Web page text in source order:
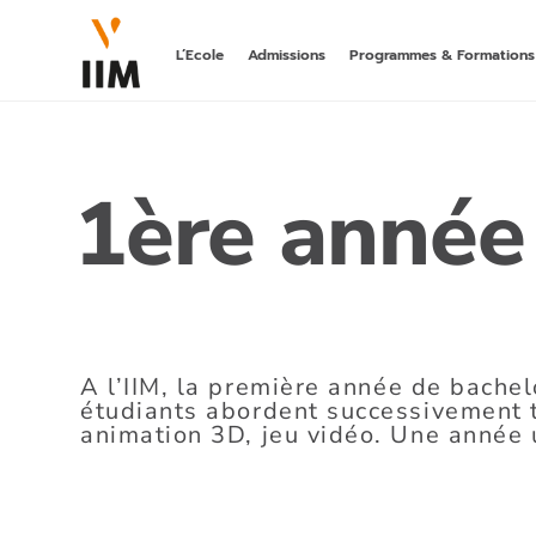
L’Ecole Admissions Programmes & Formations
bachelor post-
BACHELOR
AI
rncp niveau
1ère
A l’IIM, la première année de
étudiants abordent
animation 3D, jeu vidéo. Une